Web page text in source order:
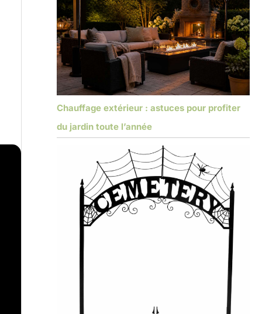
Chauffage extérieur : astuces pour profiter
du jardin toute l’année